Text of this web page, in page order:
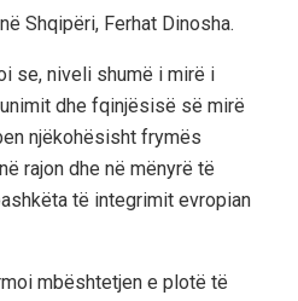
Shqipëri, Ferhat Dinosha.
se, niveli shumë i mirë i
dhe fqinjësisë së mirë
njëkohësisht frymës
rajon dhe në mënyrë të
të integrimit evropian
mbështetjen e plotë të